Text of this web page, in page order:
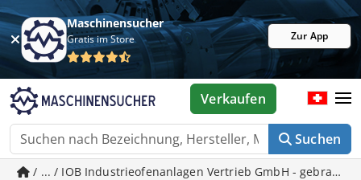
Maschinensucher
Gratis im Store Zur App
Suchen
Verkaufen
/ ... / IOB Industrieofenanlagen Vertrieb GmbH -